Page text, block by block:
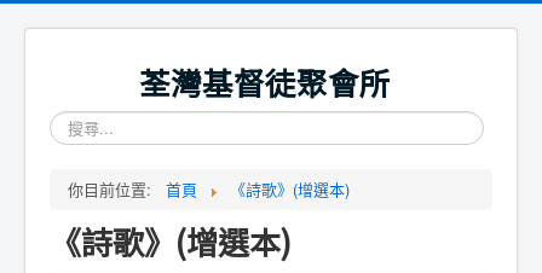
荃灣基督徒聚會所
搜
尋...
你目前位置:
首頁 《詩歌》(增選本)
《詩歌》(增選本)